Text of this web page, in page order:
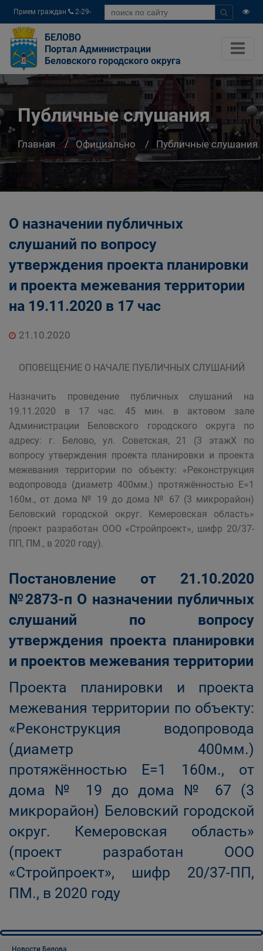
Прием граждан
2-29-
04
БЕЛОВО
Портал Администрации
Беловского городского округа
Публичные слушания
Главная Официально Публичные слушания
О назначении публичных
слушаний по вопросу
утверждения проекта планировки
и проекта межевания территории
на 19.11.2020 в 17 час
21.10.2020
ОПОВЕЩЕНИЕ О НАЧАЛЕ ПУБЛИЧНЫХ СЛУШАНИЙ
Назначить проведение публичных слушаний на
19.11.2020 в 17 час. 45 мин. в актовом зале
Администрации Беловского городского округа по
адресу: г. Белово, ул. Советская, 21 (3 этажХ по
вопросу утверждения проекта планировки и проекта
межевания территории по объекту: «Реконструкция
водопровода (диаметр 400мм.) протяжённостью Е=1
160м., от дома № 19 до дома № 67 (3 микрорайон)
Беловский городской округ. Кемеровская область»
(проект разработан ООО «Стройпроект», шифр 20/37-
ПП, ПМ., в 2020 году).
Постановление от 21.10.2020
№2873-п О назначении публичных
слушаний по вопросу
утверждения проекта планировки
и проектов межевания территории
Проекта планировки и проекта
межевания территории по объекту:
«Реконструкция водопровода
(диаметр 400мм.)
протяжённостью Е=1 160м., от
дома № 19 до дома № 67 (3
микрорайон) Беловский городской
округ. Кемеровская область»
(проект разработан ООО
«Стройпроект», шифр 20/37-ПП,
ПМ., в 2020 году
Новости Белова